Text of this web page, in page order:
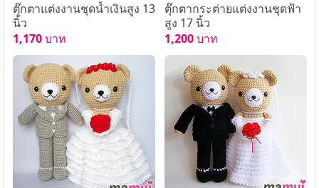
ตุ๊กตาแต่งงานชุดน้ำเงินสูง 13
นิ้ว
1,170บาท
ตุ๊กตากระต่ายแต่งงานชุดฟ้า
สูง 17 นิ้ว
1,200บาท